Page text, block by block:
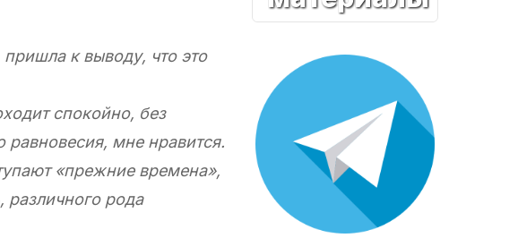
к выводу, что это
спокойно, без
равновесия, мне нравится.
«прежние времена»,
рода